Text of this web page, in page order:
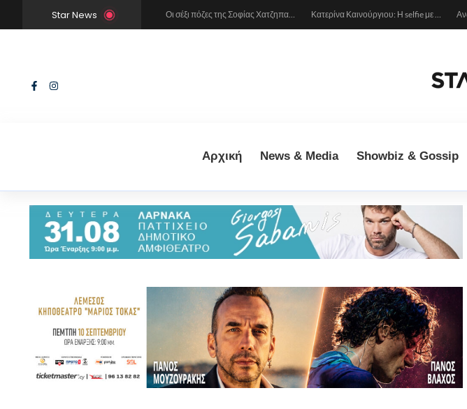
Star News Κατερίνα Καινούργιου: Η selfie με μπλε μαγιό κάτω από τον ήλιο – Η λεπτομέρεια που λατρέψαμε (φωτογραφία) Ανδρέας Γεωργίου – Σιμώνη Χριστοδούλου: Ερωτευμένοι στο Μιλάνο!
Αρχική News & Media Showbiz & Gossip